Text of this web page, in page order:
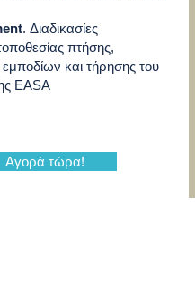
. Διαδικασίες
πτήσης,
και τήρησης του
EASA
Αγορά τώρα!